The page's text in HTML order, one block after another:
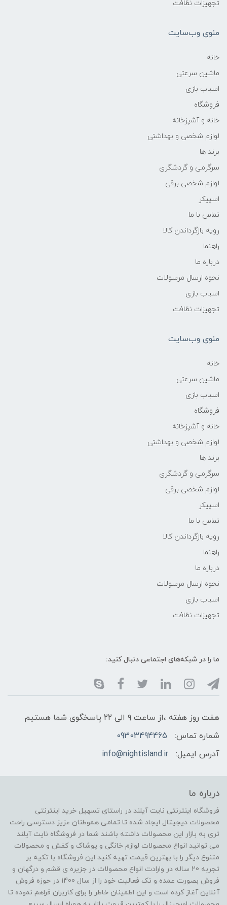
تجهیزات نظافت
منوی وب‌سایت
خانه
ماشین سرعتی
اسباب بازی
فروشگاه
خانه و آشپزخانه
لوازم شخصی و بهداشتی
برند ها
سرگرمی و گردشگری
لوازم شخصی برقی
اسپیکر
تماس با ما
رویه بازگرداندن کالا
راهنما
درباره ما
نحوه ارسال مرسولات
اسباب بازی
تجهیزات نظافت
منوی وب‌سایت
خانه
ماشین سرعتی
اسباب بازی
فروشگاه
خانه و آشپزخانه
لوازم شخصی و بهداشتی
برند ها
سرگرمی و گردشگری
لوازم شخصی برقی
اسپیکر
تماس با ما
رویه بازگرداندن کالا
راهنما
درباره ما
نحوه ارسال مرسولات
اسباب بازی
تجهیزات نظافت
ما را در شبکه‌های اجتماعی دنبال کنید:
هفت روز هفته ،از ساعت ۹ الی ۲۲ پاسخگوی شما هستیم
شماره تماس:
09303494465
آدرس ایمیل:
info@nightisland.ir
درباره ما
فروشگاه اینترنتی نایت آیلند در راستای تسهیل خرید اینترنتی
محصولات دیجیتال ایجاد شده تا تمامی هموطنان عزیز دسترسی راحت
تری به بازار این محصولات داشته باشند شما در فروشگاه نایت آیلند
می توانید انواع محصولات لوازم خانگی و پوشاک و کفش و محصولات
متنوع دیگر را با بهترین قیمت تهیه کنید این فروشگاه با تکیه بر
تجربه 20 ساله در وارادت انواع محصولات در جزیره ی قشم و درگهان و
فروش بصورت عمده و تک فعالیت خود را از سال 1400 در حوزه فروش
آنلاین آغاز کرده است و این اطمینان خاطر را برای کاربران فراهم نموده تا